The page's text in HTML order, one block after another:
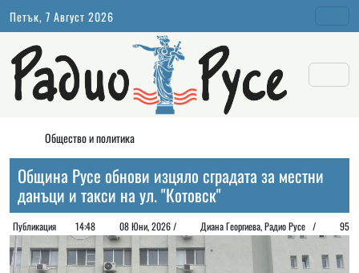
Петък, 7 Август 2026
Общество и политика
Община Русе обнови изцяло сградата за местни
данъци и такси на ул. "Котовск"
Публикация 14:48 08 Юни, 2026 / Диана Георгиeва, Радио Русе / 95